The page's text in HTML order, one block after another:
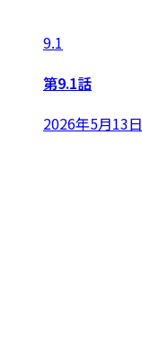
9.1
第9.1話
2026年5月13日